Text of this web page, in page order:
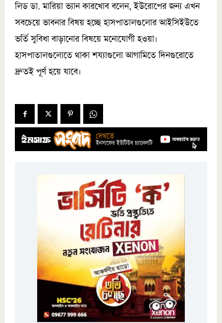
লিড ডা. মারিয়া ভ্যান কারখোব বলেন, ইউরোপের জন্য এখন
সবচেয়ে ভাবনার বিষয় হচ্ছে হাসপাতালগুলোর আইসিইউতে
ভর্তি সুবিধা বাড়ানোর বিষয়ে মনোযোগী হওয়া।
হাসপাতালগুলোতে থাকা শয্যাগুলো আগামিতে দিনগুরোতে
দ্রুতই পূর্ণ হয়ে যাবে।